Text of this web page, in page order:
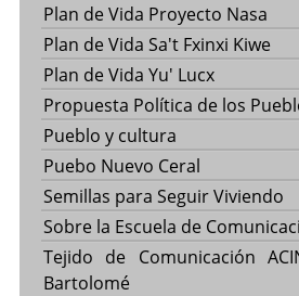
Plan de Vida Proyecto Nasa
Plan de Vida Sa't Fxinxi Kiwe
Plan de Vida Yu' Lucx
Propuesta Política de los
Pueblo y cultura
Puebo Nuevo Ceral
Semillas para Seguir Viviendo
Sobre la Escuela de
Tejido de Comunicación
Bartolomé